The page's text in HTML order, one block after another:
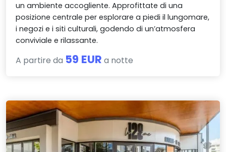
un ambiente accogliente. Approfittate di una
posizione centrale per esplorare a piedi il lungomare,
i negozi e i siti culturali, godendo di un’atmosfera
conviviale e rilassante.
A partire da 59 EUR a notte